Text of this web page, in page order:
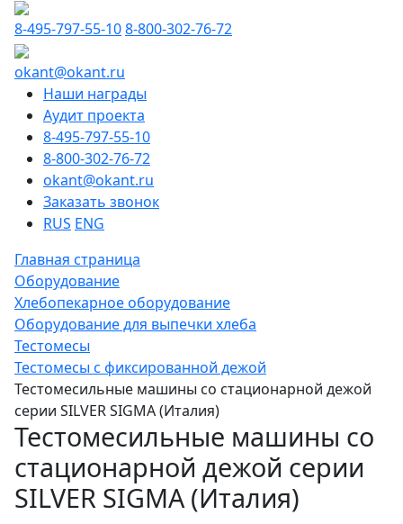
8-495-797-55-108-800-302-76-72
okant@okant.ru
Наши награды
Аудит проекта
8-495-797-55-10
8-800-302-76-72
okant@okant.ru
Заказать звонок
RUS ENG
Главная страница
Оборудование
Хлебопекарное оборудование
Оборудование для выпечки хлеба
Тестомесы
Тестомесы с фиксированной дежой
Тестомесильные машины со стационарной дежой
серии SILVER SIGMA (Италия)
Тестомесильные машины со
стационарной дежой серии
SILVER SIGMA (Италия)